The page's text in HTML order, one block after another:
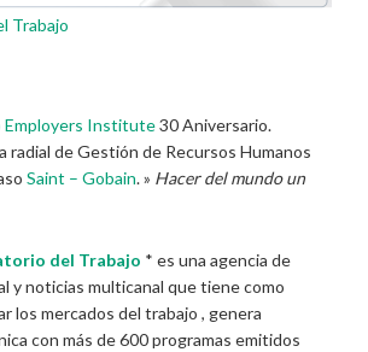
Trabajo
Employers Institute30 Aniversario.
radial de Gestión de Recursos Humanos
Saint – Gobain. » Hacer del mundo un
del Trabajo * es una agencia de
y noticias multicanal que tiene como
los mercados del trabajo , genera
con más de 600 programas emitidos